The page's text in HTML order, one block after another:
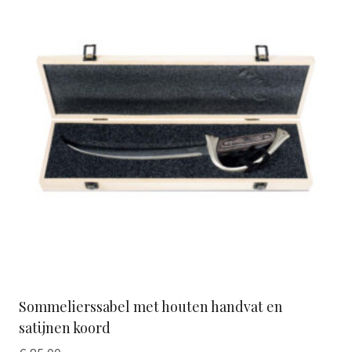
Sommelierssabel met houten handvat en
satijnen koord